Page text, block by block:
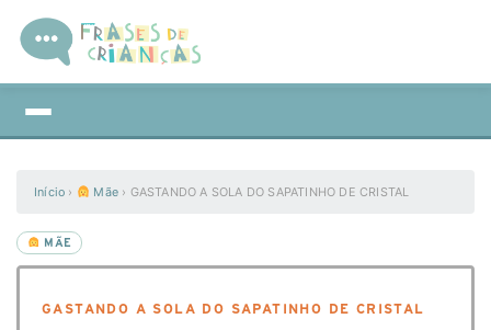
Início › Mãe › GASTANDO A SOLA DO SAPATINHO DE CRISTAL
MÃE
GASTANDO A SOLA DO SAPATINHO DE CRISTAL